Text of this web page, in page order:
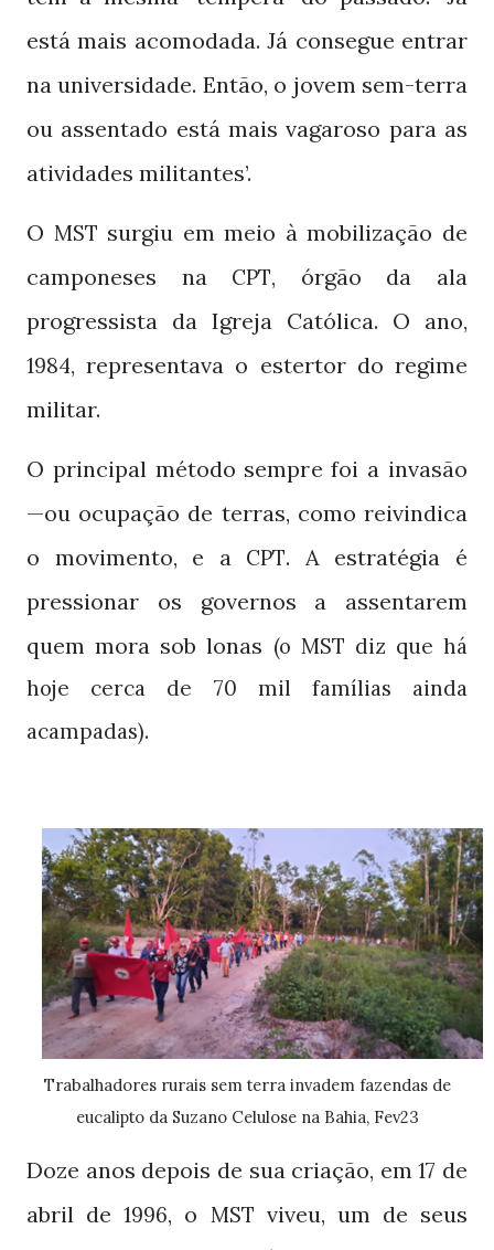
está mais acomodada. Já consegue entrar
na universidade. Então, o jovem sem-terra
ou assentado está mais vagaroso para as
atividades militantes’.
O MST surgiu em meio à mobilização de
camponeses na CPT, órgão da ala
progressista da Igreja Católica. O ano,
1984, representava o estertor do regime
militar.
O principal método sempre foi a invasão
—ou ocupação de terras, como reivindica
o movimento, e a CPT. A estratégia é
pressionar os governos a assentarem
quem mora sob lonas (o MST diz que há
hoje cerca de 70 mil famílias ainda
acampadas).
Trabalhadores rurais sem terra invadem fazendas de
eucalipto da Suzano Celulose na Bahia, Fev23
Doze anos depois de sua criação, em17 de
abril de1996, o MST viveu, um de seus